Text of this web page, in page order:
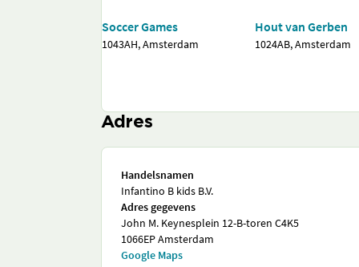
Soccer Games
1043AH, Amsterdam
Hout van Gerben
1024AB, Amsterdam
Adres
Handelsnamen
Infantino B kids B.V.
Adres gegevens
John M. Keynesplein 12-B-toren C4K5
1066EP Amsterdam
Google Maps